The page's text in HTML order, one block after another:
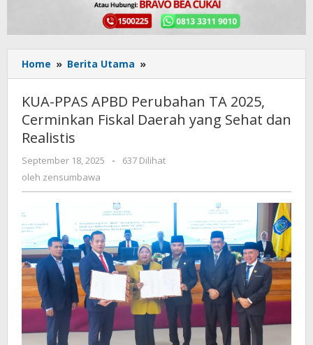
Home » Berita Utama »
PPAS
APBD
Perubahan
TA
Fiskal
yang
dan
Realistis
KUA-PPAS APBD Perubahan TA 2025,
Cerminkan Fiskal Daerah yang Sehat dan
Realistis
September 18, 2025
oleh
-
637 Dilihat
oleh zensumbawa